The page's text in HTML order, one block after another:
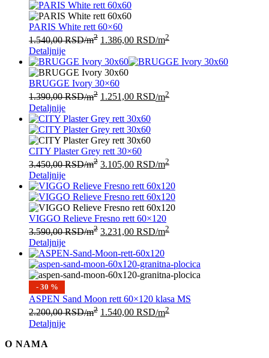
PARIS White rett 60×60
1.540,00RSD/m2 1.386,00 RSD/m2
Detaljnije
BRUGGE Ivory 30×60
1.390,00RSD/m2 1.251,00 RSD/m2
Detaljnije
CITY Plaster Grey rett 30×60
3.450,00RSD/m2 3.105,00 RSD/m2
Detaljnije
VIGGO Relieve Fresno rett 60×120
3.590,00RSD/m2 3.231,00 RSD/m2
Detaljnije
- 30 %
ASPEN Sand Moon rett 60×120 klasa MS
2.200,00RSD/m2 1.540,00 RSD/m2
Detaljnije
O NAMA